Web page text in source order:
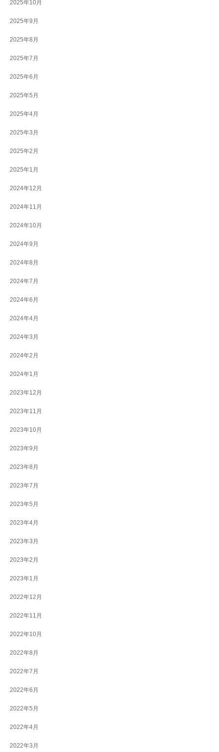
2025年10月
2025年9月
2025年8月
2025年7月
2025年6月
2025年5月
2025年4月
2025年3月
2025年2月
2025年1月
2024年12月
2024年11月
2024年10月
2024年9月
2024年8月
2024年7月
2024年6月
2024年4月
2024年3月
2024年2月
2024年1月
2023年12月
2023年11月
2023年10月
2023年9月
2023年8月
2023年7月
2023年5月
2023年4月
2023年3月
2023年2月
2023年1月
2022年12月
2022年11月
2022年10月
2022年8月
2022年7月
2022年6月
2022年5月
2022年4月
2022年3月